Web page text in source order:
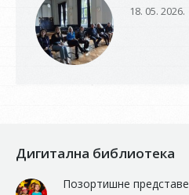
18. 05. 2026.
Дигитална библиотека
Позортишне представе